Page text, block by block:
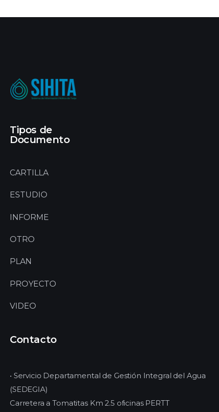
Tipos de
Documento
CARTILLA
ESTUDIO
INFORME
OTRO
PLAN
PROYECTO
VIDEO
Contacto
• Servicio Departamental de Gestión Integral del Agua
(SEDEGIA)
Carretera a Tomatitas Km 2.5 oficinas PERTT